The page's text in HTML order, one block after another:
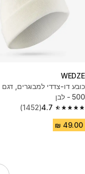
WEDZE
500 - לבן
4.7
4.7 out of 5 stars from 1452 reviews
(1452)